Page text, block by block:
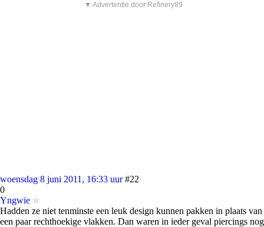
▼ Advertentie door Refinery89
woensdag 8 juni 2011, 16:33 uur #22
0
Yngwie
Hadden ze niet tenminste een leuk design kunnen pakken in plaats van
een paar rechthoekige vlakken. Dan waren in ieder geval piercings nog